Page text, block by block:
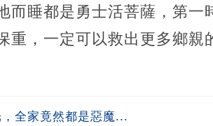
而睡都是勇士活菩薩，第一
重，一定可以救出更多鄉親
全家竟然都是惡魔...